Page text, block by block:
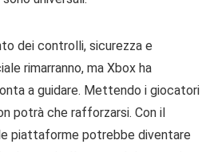
dei controlli, sicurezza e
rimarranno, ma Xbox ha
a guidare. Mettendo i giocatori
potrà che rafforzarsi. Con il
piattaforme potrebbe diventare